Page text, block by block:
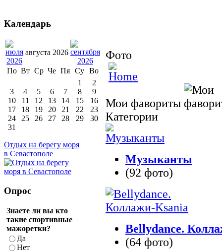
Фото
Мои фавориты
Категории
Музыканты
(92 фото)
Bellydance.
(64 фото)
Календарь
августа 2026
По Вт Ср Че Пя Су Во
1
2
3
4 5 6 7 8
9
10
11 12 13 14 15
16
17
18 19 20 21 22
23
24
25 26 27 28 29
30
31
Отдых на берегу моря
в Севастополе
Опрос
Знаете ли вы кто
такие спортивные
мажоретки?
Да
Нет